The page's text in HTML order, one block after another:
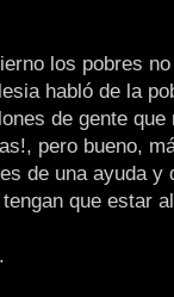
los pobres
habló de la
de gente que
pero bueno,
de una ayuda y
que estar